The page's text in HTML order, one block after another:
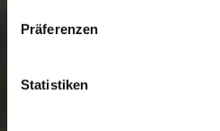
Präferenzen
Statistiken